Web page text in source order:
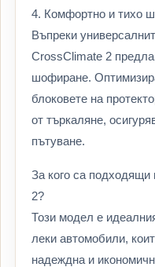
4. Комфортно и тихо
Въпреки
CrossClimate 2
шофиране.
блоковете на
от търкаляне,
пътуване.
За кого са подходящи
2?
Този модел е
леки автомобили,
надеждна и